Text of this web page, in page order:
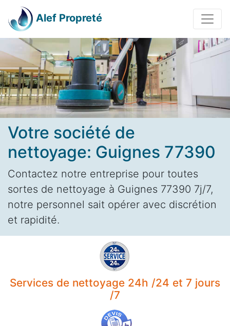
Alef Propreté
Votre société de
nettoyage: Guignes 77390
Contactez notre entreprise pour toutes
sortes de nettoyage à Guignes 77390 7j/7,
notre personnel sait opérer avec discrétion
et rapidité.
Services de nettoyage 24h /24 et 7 jours
/7